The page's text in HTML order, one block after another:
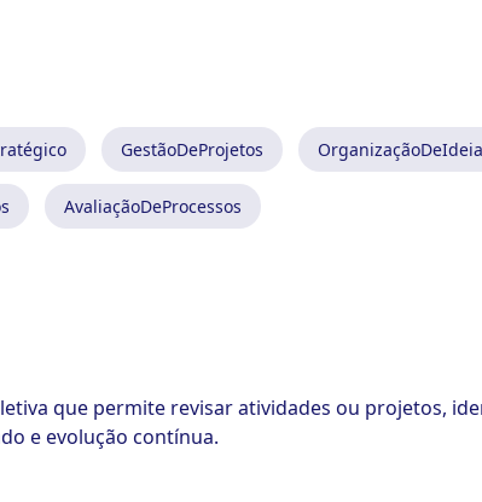
GestãoDeProjetos
AvaliaçãoDeProcessos
que permite revisar atividades ou projetos,
e evolução contínua.